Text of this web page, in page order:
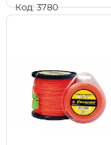
Код: 3780